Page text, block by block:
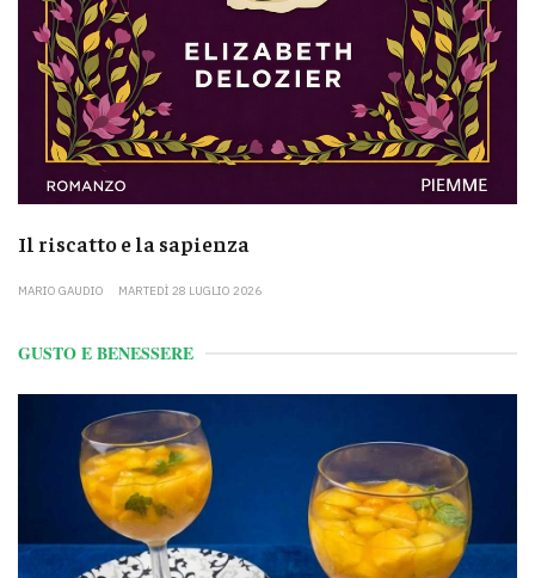
Il riscatto e la sapienza
MARIO GAUDIO MARTEDÌ 28 LUGLIO 2026
GUSTO E BENESSERE